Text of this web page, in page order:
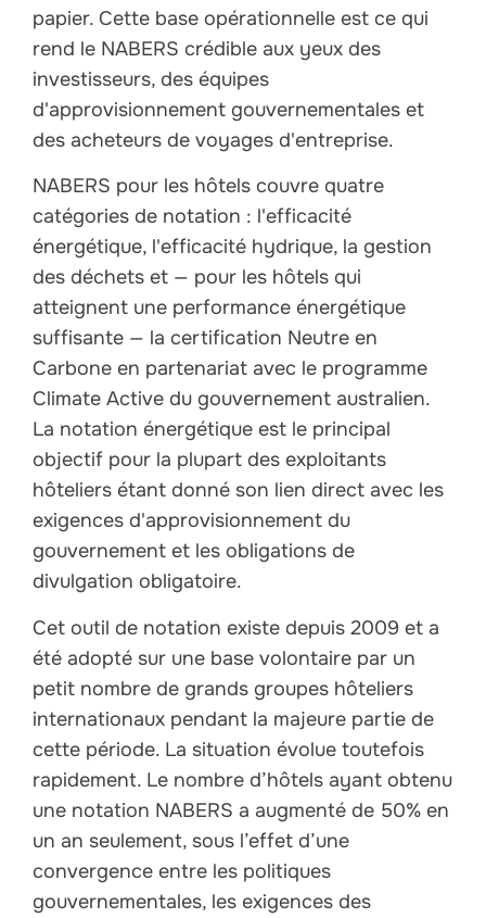
papier. Cette base opérationnelle est ce qui
rend le NABERS crédible aux yeux des
investisseurs, des équipes
d'approvisionnement gouvernementales et
des acheteurs de voyages d'entreprise.
NABERS pour les hôtels couvre quatre
catégories de notation : l'efficacité
énergétique, l'efficacité hydrique, la gestion
des déchets et — pour les hôtels qui
atteignent une performance énergétique
suffisante — la certification Neutre en
Carbone en partenariat avec le programme
Climate Active du gouvernement australien.
La notation énergétique est le principal
objectif pour la plupart des exploitants
hôteliers étant donné son lien direct avec les
exigences d'approvisionnement du
gouvernement et les obligations de
divulgation obligatoire.
Cet outil de notation existe depuis 2009 et a
été adopté sur une base volontaire par un
petit nombre de grands groupes hôteliers
internationaux pendant la majeure partie de
cette période. La situation évolue toutefois
rapidement. Le nombre d’hôtels ayant obtenu
une notation NABERS a augmenté de 50% en
un an seulement, sous l’effet d’une
convergence entre les politiques
gouvernementales, les exigences des